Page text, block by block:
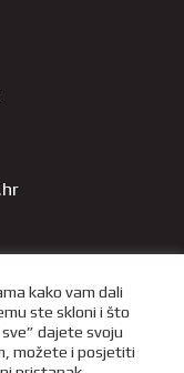
kako vam dali
ste skloni i što
dajete svoju
možete i posjetiti